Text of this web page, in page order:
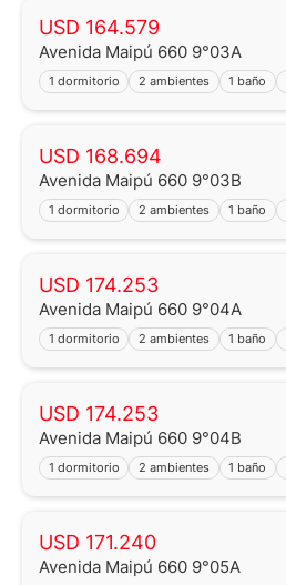
USD 164.579
Avenida Maipú 660 9°03A
1 dormitorio 2 ambientes 1 baño
USD 168.694
Avenida Maipú 660 9°03B
1 dormitorio 2 ambientes 1 baño
USD 174.253
Avenida Maipú 660 9°04A
1 dormitorio 2 ambientes 1 baño
USD 174.253
Avenida Maipú 660 9°04B
1 dormitorio 2 ambientes 1 baño
USD 171.240
Avenida Maipú 660 9°05A